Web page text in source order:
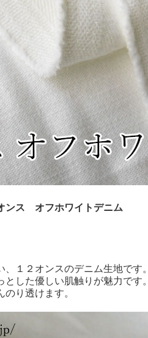
ンス オフホワイトデニム
１２オンスのデニム生地です。
した優しい肌触りが魅力です。
り透けます。